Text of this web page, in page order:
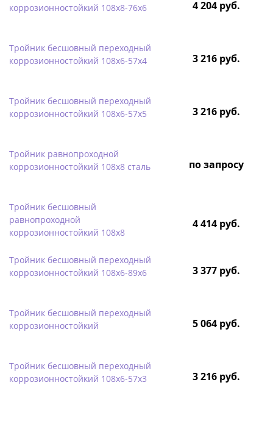
коррозионностойкий 108х8-76х6
4 204 руб.
Тройник бесшовный переходный
коррозионностойкий 108х6-57х4
3 216 руб.
Тройник бесшовный переходный
коррозионностойкий 108х6-57х5
3 216 руб.
Тройник равнопроходной
коррозионностойкий 108х8 сталь
по запросу
Тройник бесшовный
равнопроходной
коррозионностойкий 108х8
4 414 руб.
Тройник бесшовный переходный
коррозионностойкий 108х6-89х6
3 377 руб.
Тройник бесшовный переходный
коррозионностойкий
5 064 руб.
Тройник бесшовный переходный
коррозионностойкий 108х6-57х3
3 216 руб.